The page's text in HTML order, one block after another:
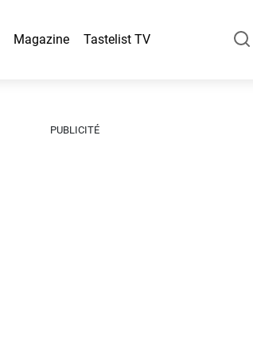
Magazine Tastelist TV
PUBLICITÉ